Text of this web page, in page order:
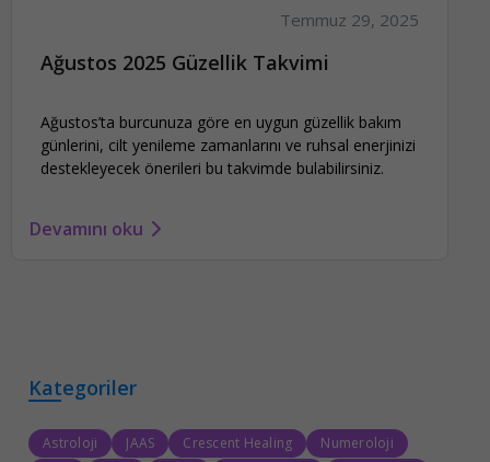
Temmuz 29, 2025
Ağustos 2025 Güzellik Takvimi
Ağustos’ta burcunuza göre en uygun güzellik bakım
günlerini, cilt yenileme zamanlarını ve ruhsal enerjinizi
destekleyecek önerileri bu takvimde bulabilirsiniz.
Devamını oku
Kategoriler
Astroloji JAAS Crescent Healing
Numeroloji